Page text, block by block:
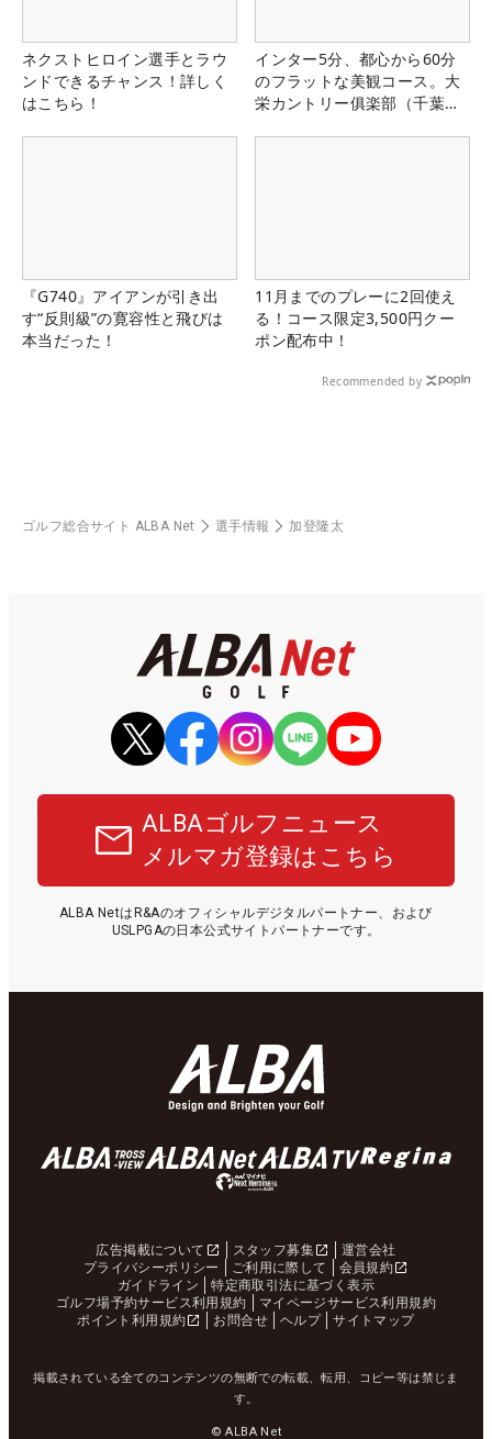
ネクストヒロイン選手とラウ
ンドできるチャンス！詳しく
はこちら！
インター5分、都心から60分
のフラットな美観コース。大
栄カントリー俱楽部（千葉
『G740』アイアンが引き出
す“反則級”の寛容性と飛びは
本当だった！
11月までのプレーに2回使え
る！コース限定3,500円クー
ポン配布中！
Recommended by
ゴルフ総合サイト ALBA Net 選手情報 加登隆太
ALBAゴルフニュース
メルマガ登録はこちら
ALBA NetはR&Aのオフィシャルデジタルパートナー、および
USLPGAの日本公式サイトパートナーです。
広告掲載について スタッフ募集
運営会社
プライバシーポリシー
ご利用に際して
会員規約
ガイドライン
特定商取引法に基づく表示
ゴルフ場予約サービス利用規約
マイページサービス利用規約
ポイント利用規約
お問合せ ヘルプ サイトマップ
掲載されている全てのコンテンツの無断での転載、転用、コピー等は禁じま
す。
© ALBA Net